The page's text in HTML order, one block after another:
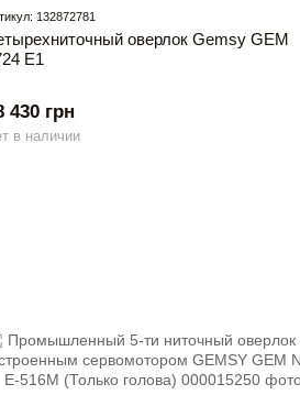
132872781
оверлок Gemsy GEM
Е1
430 грн
в наличии